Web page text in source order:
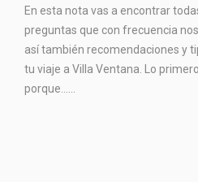
En esta nota vas a encontrar
preguntas que con frecuencia
así también recomendaciones y
tu viaje a Villa Ventana. Lo
porque…...